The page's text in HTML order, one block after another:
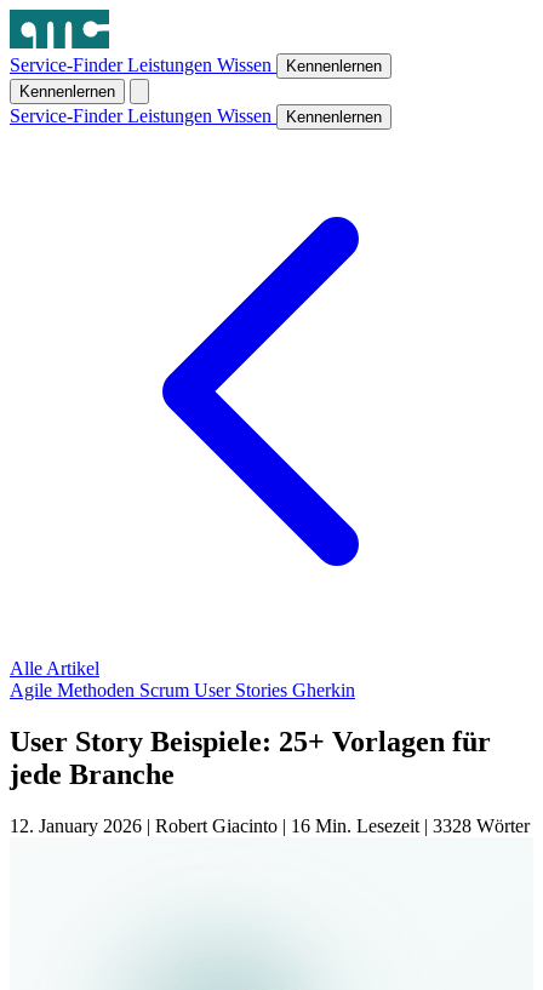
Service-FinderLeistungen Wissen
Kennenlernen
Kennenlernen
Service-FinderLeistungen Wissen Kennenlernen
Alle Artikel
Agile Methoden Scrum User Stories Gherkin
User Story Beispiele: 25+ Vorlagen für
jede Branche
12. January 2026 | Robert Giacinto | 16 Min. Lesezeit | 3328 Wörter